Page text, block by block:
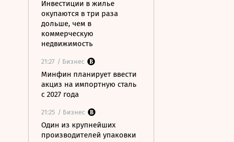
Инвестиции в жилье
окупаются в три раза
дольше, чем в
коммерческую
недвижимость
21:27 / Бизнес
Минфин планирует ввести
акциз на импортную сталь
с 2027 года
21:25 / Бизнес
Один из крупнейших
производителей упаковки